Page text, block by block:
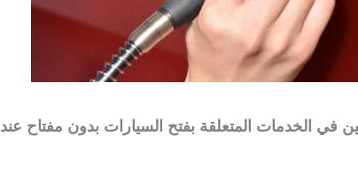
في الخدمات المتعلقة بفتح السيارات بدون مفتاح عند